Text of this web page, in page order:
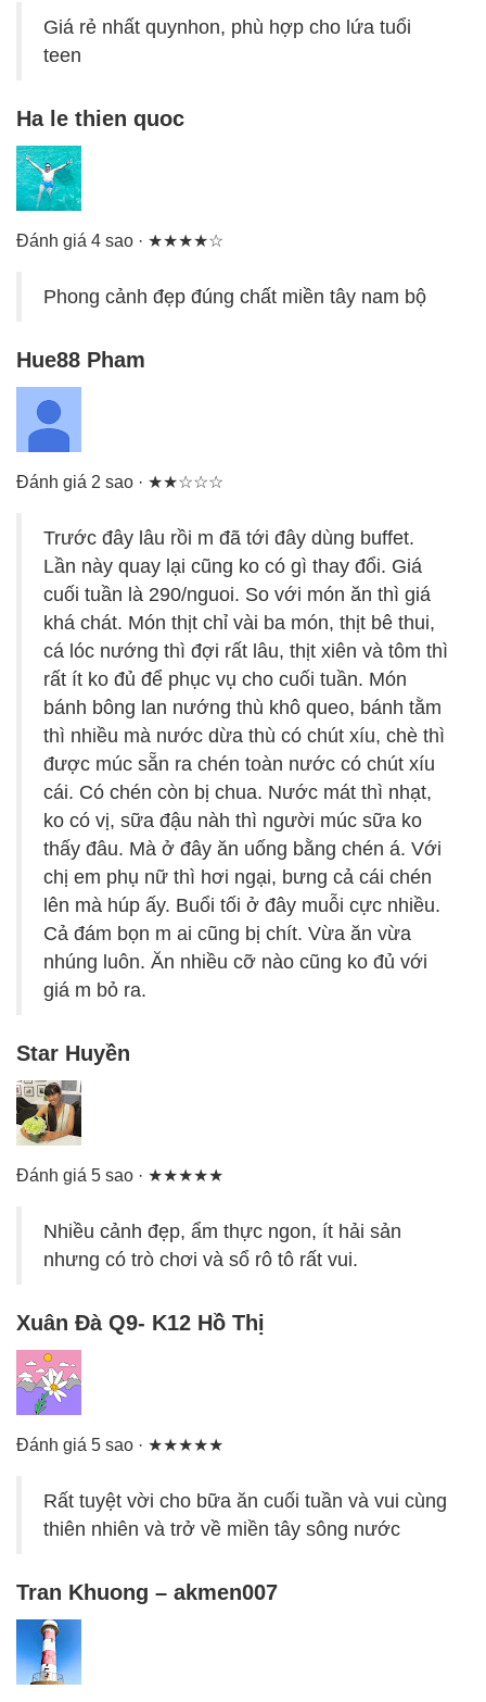
Giá rẻ nhất quynhon, phù hợp cho lứa tuổi
teen
Ha le thien quoc
Đánh giá 4 sao · ★★★★☆
Phong cảnh đẹp đúng chất miền tây nam bộ
Hue88 Pham
Đánh giá 2 sao · ★★☆☆☆
Trước đây lâu rồi m đã tới đây dùng buffet.
Lần này quay lại cũng ko có gì thay đổi. Giá
cuối tuần là 290/nguoi. So với món ăn thì giá
khá chát. Món thịt chỉ vài ba món, thịt bê thui,
cá lóc nướng thì đợi rất lâu, thịt xiên và tôm thì
rất ít ko đủ để phục vụ cho cuối tuần. Món
bánh bông lan nướng thù khô queo, bánh tằm
thì nhiều mà nước dừa thù có chút xíu, chè thì
được múc sẵn ra chén toàn nước có chút xíu
cái. Có chén còn bị chua. Nước mát thì nhạt,
ko có vị, sữa đậu nàh thì người múc sữa ko
thấy đâu. Mà ở đây ăn uống bằng chén á. Với
chị em phụ nữ thì hơi ngại, bưng cả cái chén
lên mà húp ấy. Buổi tối ở đây muỗi cực nhiều.
Cả đám bọn m ai cũng bị chít. Vừa ăn vừa
nhúng luôn. Ăn nhiều cỡ nào cũng ko đủ với
giá m bỏ ra.
Star Huyền
Đánh giá 5 sao · ★★★★★
Nhiều cảnh đẹp, ẩm thực ngon, ít hải sản
nhưng có trò chơi và sổ rô tô rất vui.
Xuân Đà Q9- K12 Hồ Thị
Đánh giá 5 sao · ★★★★★
Rất tuyệt vời cho bữa ăn cuối tuần và vui cùng
thiên nhiên và trở về miền tây sông nước
Tran Khuong – akmen007